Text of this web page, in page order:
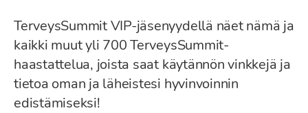
TerveysSummit VIP-jäsenyydellä näet nämä ja
kaikki muut yli 700 TerveysSummit-
haastattelua, joista saat käytännön vinkkejä ja
tietoa oman ja läheistesi hyvinvoinnin
edistämiseksi!